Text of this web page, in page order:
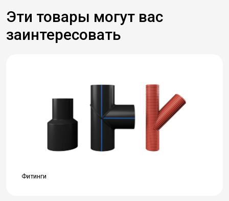
Эти товары могут вас
заинтересовать
Фитинги